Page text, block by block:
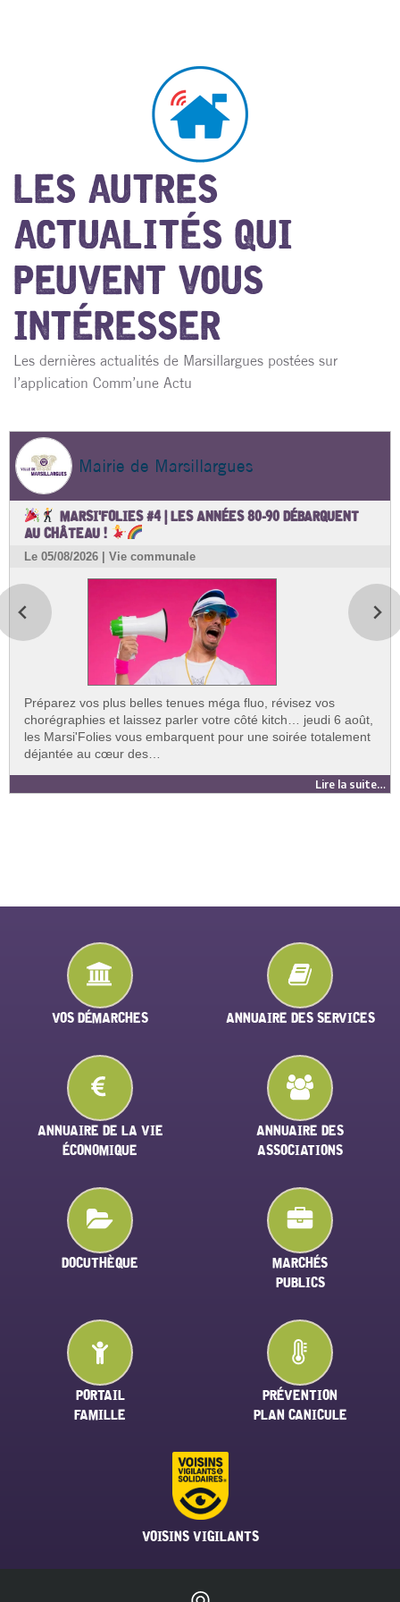
LES AUTRES
ACTUALITÉS QUI
PEUVENT VOUS
INTÉRESSER
Les dernières actualités de Marsillargues postées sur
l’application Comm’une Actu
Mairie de Marsillargues
MARSI'FOLIES #4 | LES ANNÉES 80-90 DÉBARQUENT
AU CHÂTEAU !
Le 05/08/2026 | Vie communale
Préparez vos plus belles tenues méga fluo, révisez vos
chorégraphies et laissez parler votre côté kitch… jeudi 6 août,
les Marsi'Folies vous embarquent pour une soirée totalement
déjantée au cœur des…
Lire la suite…
VOS DÉMARCHES ANNUAIRE DES SERVICES
ANNUAIRE DE LA VIE
ÉCONOMIQUE
ANNUAIRE DES
ASSOCIATIONS
DOCUTHÈQUE
MARCHÉS
PUBLICS
PORTAIL
FAMILLE
PRÉVENTION
PLAN CANICULE
VOISINS VIGILANTS